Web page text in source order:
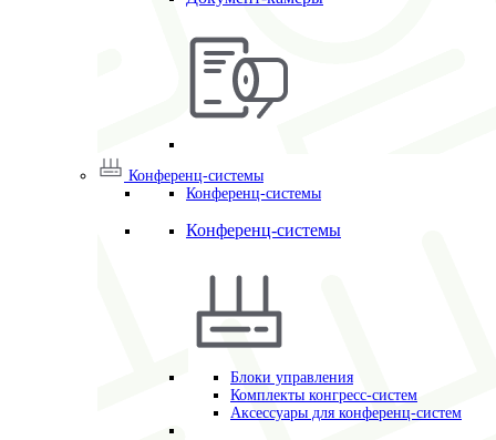
Конференц-системы
Конференц-системы
Конференц-системы
Блоки управления
Комплекты конгресс-систем
Аксессуары для конференц-систем